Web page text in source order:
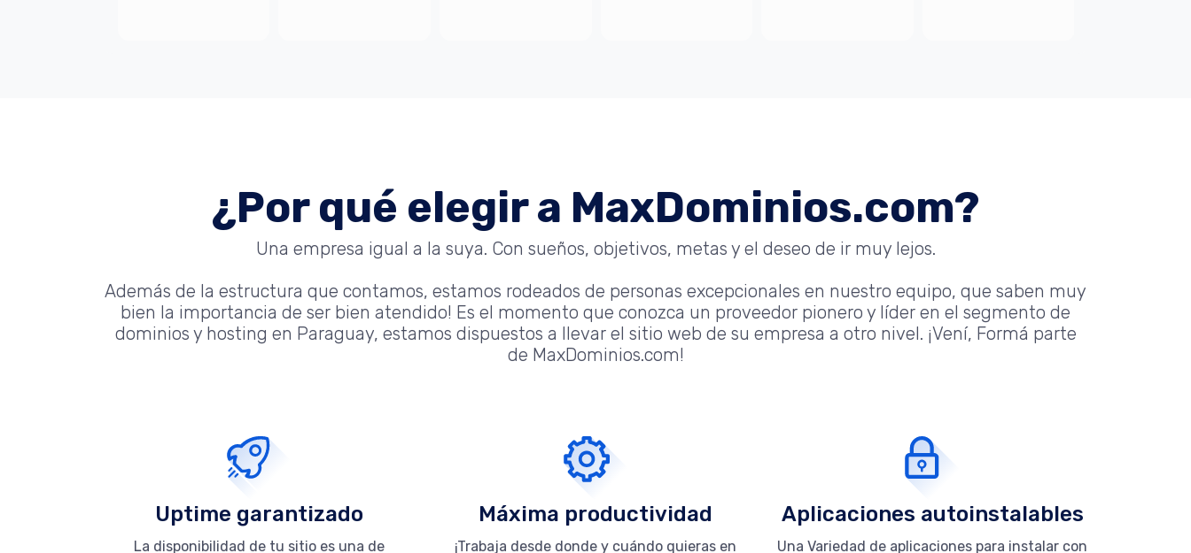
¿Por qué elegir a MaxDominios.com?
Una empresa igual a la suya. Con sueños, objetivos, metas y el deseo de ir muy lejos.
Además de la estructura que contamos, estamos rodeados de personas excepcionales en nuestro equipo, que saben muy
bien la importancia de ser bien atendido! Es el momento que conozca un proveedor pionero y líder en el segmento de
dominios y hosting en Paraguay, estamos dispuestos a llevar el sitio web de su empresa a otro nivel. ¡Vení, Formá parte
de MaxDominios.com!
Uptime garantizado
La disponibilidad de tu sitio es una de
Máxima productividad
¡Trabaja desde donde y cuándo quieras en
Aplicaciones autoinstalables
Una Variedad de aplicaciones para instalar con